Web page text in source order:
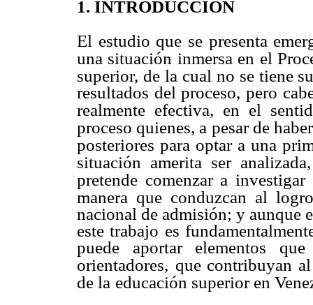
1. INTRODUCCIÓN
El estudio que se presenta
una situación inmersa en el
superior, de la cual no se tiene
resultados del proceso, pero
realmente efectiva, en el
proceso quienes, a pesar de
posteriores para optar a una
situación amerita ser
pretende comenzar a investigar
manera que conduzcan al
nacional de admisión; y aunque
este trabajo es
puede aportar elementos
orientadores, que contribuyan
de la educación superior en